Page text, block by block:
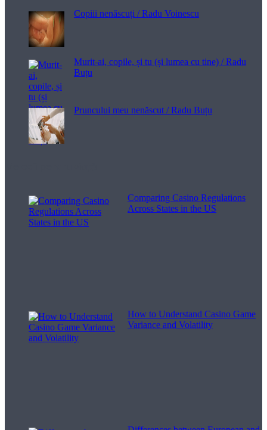
Copiii nenăscuți / Radu Voinescu
Murit-ai, copile, și tu (și lumea cu tine) / Radu
Buțu
Pruncului meu nenăscut / Radu Buțu
Comparing Casino Regulations
Across States in the US
How to Understand Casino Game
Variance and Volatility